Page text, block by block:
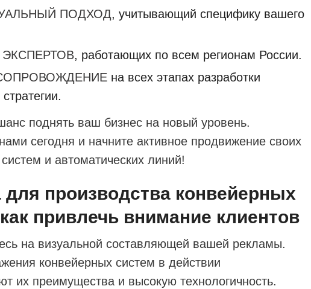
ПОДХОД, учитывающий специфику вашего
, работающих по всем регионам России.
на всех этапах разработки
поднять ваш бизнес на новый уровень.
сегодня и начните активное продвижение своих
и автоматических линий!
для производства конвейерных
привлечь внимание клиентов
на визуальной составляющей вашей рекламы.
конвейерных систем в действии
их преимущества и высокую технологичность.